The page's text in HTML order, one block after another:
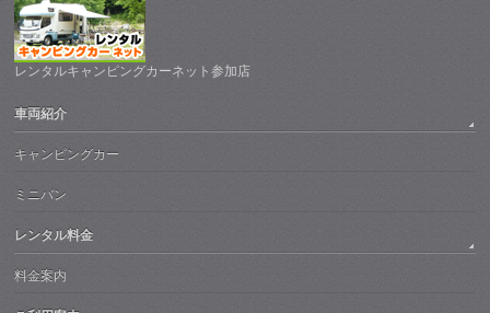
レンタルキャンピングカーネット参加店
車両紹介
キャンピングカー
ミニバン
レンタル料金
料金案内